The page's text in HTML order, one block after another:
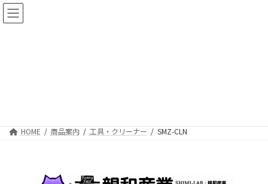
コ
ン
ナ
ビ
HOME 商品案内 工具・クリーナー SMZ-CLN